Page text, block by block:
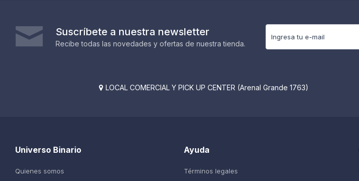
Suscríbete a nuestra newsletter
Recibe todas las novedades y ofertas de nuestra tienda.
 LOCAL COMERCIAL Y PICK UP CENTER (Arenal Grande 1763)
Ayuda
Términos legales
Universo Binario
Quienes somos